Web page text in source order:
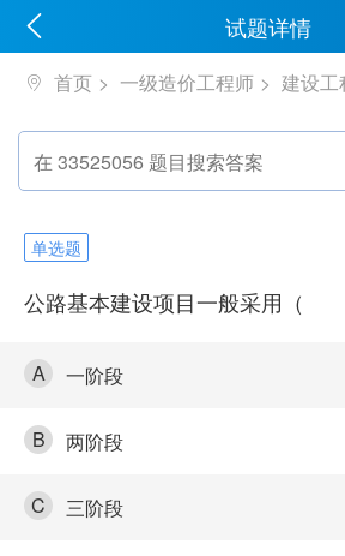
试题详情
首页 一级造价工程师 建设工
单选题
公路基本建设项目一般采用（
A 一阶段
B 两阶段
C 三阶段